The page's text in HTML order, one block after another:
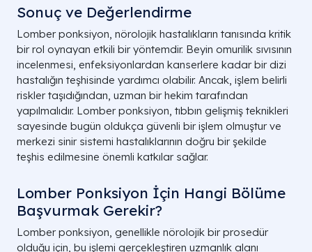
Sonuç ve Değerlendirme
Lomber ponksiyon, nörolojik hastalıkların tanısında kritik
bir rol oynayan etkili bir yöntemdir. Beyin omurilik sıvısının
incelenmesi, enfeksiyonlardan kanserlere kadar bir dizi
hastalığın teşhisinde yardımcı olabilir. Ancak, işlem belirli
riskler taşıdığından, uzman bir hekim tarafından
yapılmalıdır. Lomber ponksiyon, tıbbın gelişmiş teknikleri
sayesinde bugün oldukça güvenli bir işlem olmuştur ve
merkezi sinir sistemi hastalıklarının doğru bir şekilde
teşhis edilmesine önemli katkılar sağlar.
Lomber Ponksiyon İçin Hangi Bölüme
Başvurmak Gerekir?
Lomber ponksiyon, genellikle nörolojik bir prosedür
olduğu için, bu işlemi gerçekleştiren uzmanlık alanı